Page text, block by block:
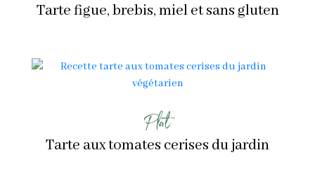
Tarte figue, brebis, miel et sans gluten
Plat
Tarte aux tomates cerises du jardin